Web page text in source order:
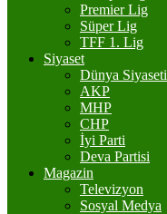
Premier Lig
Süper Lig
TFF 1. Lig
Siyaset
Dünya Siyaseti
AKP
MHP
CHP
İyi Parti
Deva Partisi
Magazin
Televizyon
Sosyal Medya